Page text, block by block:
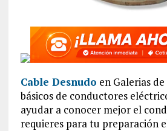
Cable Desnudo en Galerias
básicos de conductores
ayudar a conocer mejor el
requieres para tu preparación